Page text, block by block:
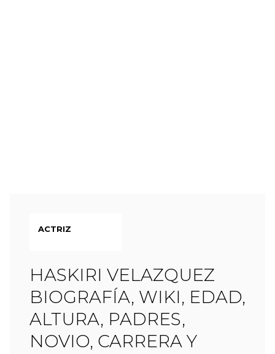
ACTRIZ
HASKIRI VELAZQUEZ
BIOGRAFÍA, WIKI, EDAD,
ALTURA, PADRES,
NOVIO, CARRERA Y